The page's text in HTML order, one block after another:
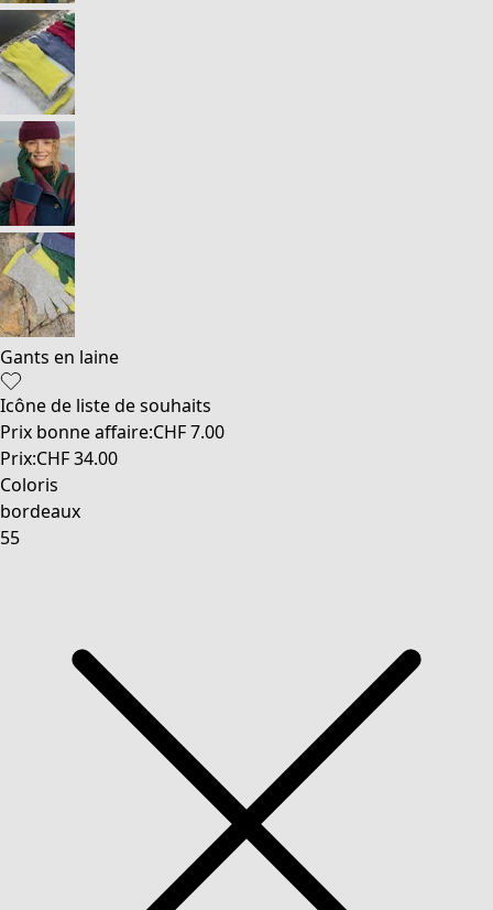
Gants en laine
Icône de liste de souhaits
Prix bonne affaire:CHF 7.00
Prix:CHF 34.00
Coloris
bordeaux
55